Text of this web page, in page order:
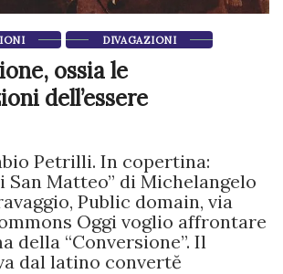
DIVAGAZIONI
ossia le
dell’essere
Petrilli. In copertina:
San Matteo” di Michelangelo
Public domain, via
Oggi voglio affrontare
della “Conversione”. Il
dal latino convertĕ